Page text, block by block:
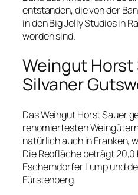
entstanden, die von der
in den Big Jelly Studios in
worden sind.
Weingut Horst
Silvaner
Das Weingut Horst Sauer
renomiertesten
natürlich auch in Franken,
Die Rebfläche beträgt 20,0
Escherndorfer Lump und
Fürstenberg.